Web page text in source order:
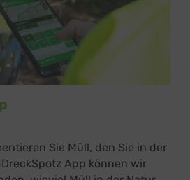
Sie Müll, den Sie in der
App können wir